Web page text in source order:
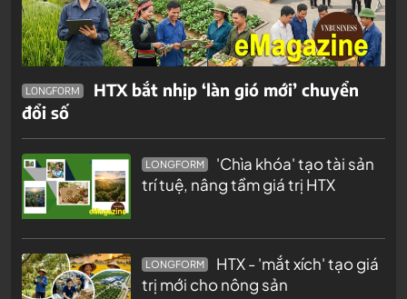
LONGFORM
HTX bắt nhịp ‘làn gió mới’ chuyển
đổi số
LONGFORM
'Chìa khóa' tạo tài sản
trí tuệ, nâng tầm giá trị HTX
LONGFORM
HTX - 'mắt xích' tạo giá
trị mới cho nông sản